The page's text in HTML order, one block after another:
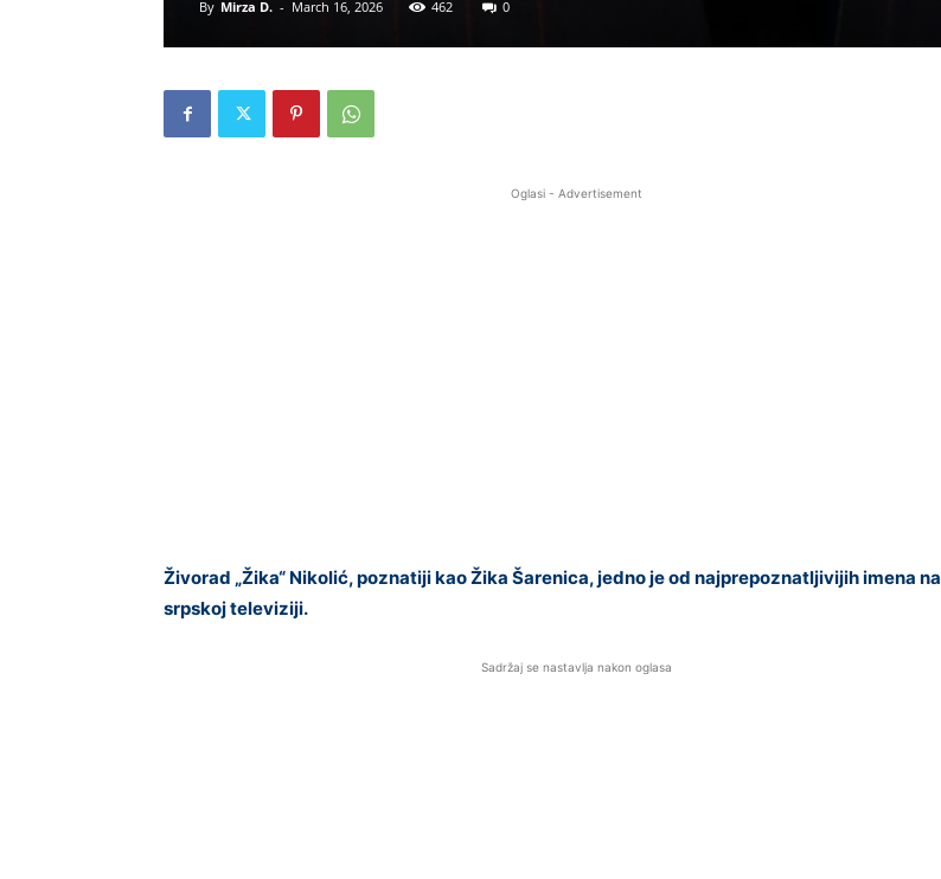
By Mirza D. - March 16, 2026 462 0
Oglasi - Advertisement
Živorad „Žika“ Nikolić, poznatiji kao Žika Šarenica, jedno je od najprepoznatljivijih imena na
srpskoj televiziji.
Sadržaj se nastavlja nakon oglasa